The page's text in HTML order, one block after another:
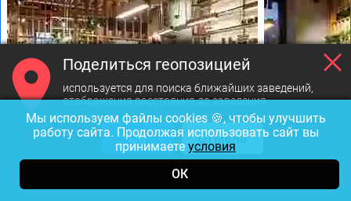
Поделиться геопозицией
используется для поиска ближайших заведений,
отображения расстояния до заведения
ОК Отмена
Мы используем файлы cookies 🍪, чтобы улучшить
работу сайта. Продолжая использовать сайт вы
принимаете условия
ОК